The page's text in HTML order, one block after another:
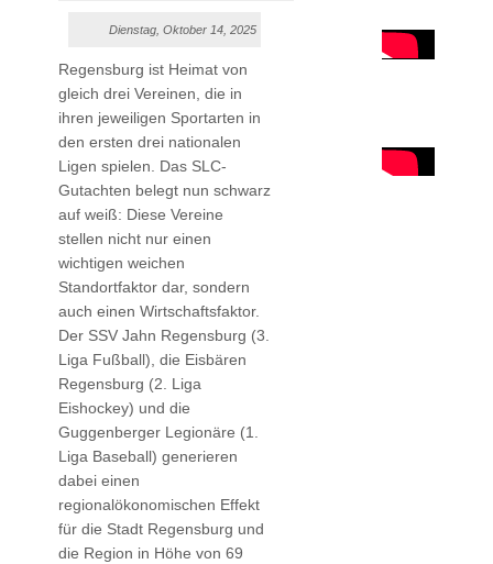
Dienstag, Oktober 14, 2025
Regensburg ist Heimat von
gleich drei Vereinen, die in
ihren jeweiligen Sportarten in
den ersten drei nationalen
Ligen spielen. Das SLC-
Gutachten belegt nun schwarz
auf weiß: Diese Vereine
stellen nicht nur einen
wichtigen weichen
Standortfaktor dar, sondern
auch einen Wirtschaftsfaktor.
Der SSV Jahn Regensburg (3.
Liga Fußball), die Eisbären
Regensburg (2. Liga
Eishockey) und die
Guggenberger Legionäre (1.
Liga Baseball) generieren
dabei einen
regionalökonomischen Effekt
für die Stadt Regensburg und
die Region in Höhe von 69